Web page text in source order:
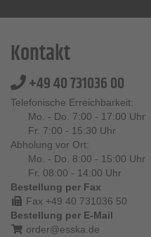
Kontakt
+49 40 731036 00
Telefonische Erreichbarkeit:
Mo. - Do. 7:00 - 17:00 Uhr
Fr. 7:00 - 15:30 Uhr
Abholung vor Ort:
Mo. - Do. 8:00 - 15:00 Uhr
Fr. 08:00 - 14:00 Uhr
Bestellung per Fax
Fax +49 40 731036 50
Bestellung per E-Mail
order@esska.de